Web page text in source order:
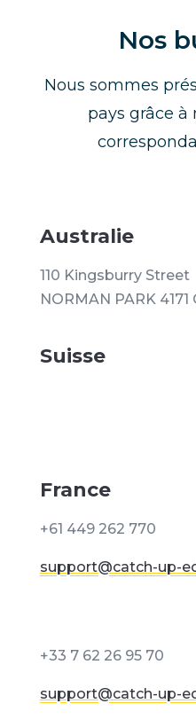
Nos
Nous sommes
pays grâce à
Australie
110 Kingsburry Street
NORMAN PARK 4171
Suisse
France
+61 449 262 770
support@catch-up-
+33 7 62 26 95 70
support@catch-up-